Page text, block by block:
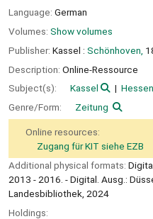
Language: German
Volumes: Show volumes
Publisher: Kassel : Schönhoven,
Description: Online-Ressource
Subject(s):
Kassel Hessen
Genre/Form:
Zeitung
Online resources:
Zugang für KIT siehe EZB
Additional physical formats:
2013 - 2016. - Digital. Ausg.:
Landesbibliothek, 2024
Holdings: